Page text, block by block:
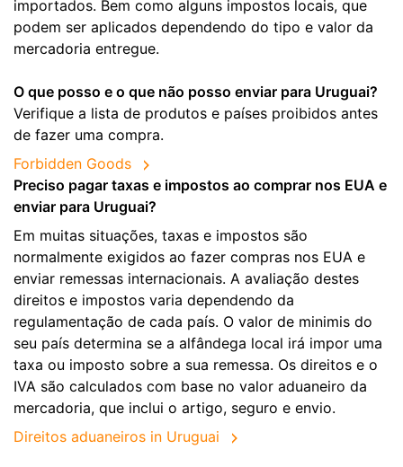
importados. Bem como alguns impostos locais, que
podem ser aplicados dependendo do tipo e valor da
mercadoria entregue.
O que posso e o que não posso enviar para Uruguai?
Verifique a lista de produtos e países proibidos antes
de fazer uma compra.
Forbidden Goods
Preciso pagar taxas e impostos ao comprar nos EUA e
enviar para Uruguai?
Em muitas situações, taxas e impostos são
normalmente exigidos ao fazer compras nos EUA e
enviar remessas internacionais. A avaliação destes
direitos e impostos varia dependendo da
regulamentação de cada país. O valor de minimis do
seu país determina se a alfândega local irá impor uma
taxa ou imposto sobre a sua remessa. Os direitos e o
IVA são calculados com base no valor aduaneiro da
mercadoria, que inclui o artigo, seguro e envio.
Direitos aduaneiros in Uruguai